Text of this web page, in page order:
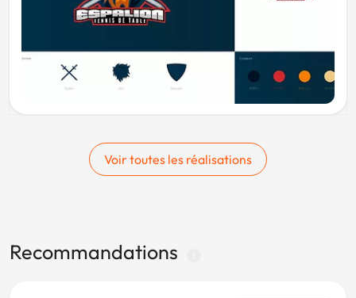
Voir toutes les réalisations
Recommandations